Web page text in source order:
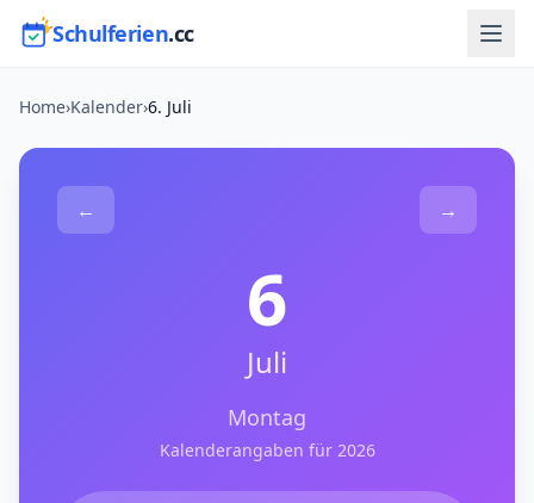
Schulferien.cc
Home›Kalender›6. Juli
← →
6
Juli
Montag
Kalenderangaben für 2026